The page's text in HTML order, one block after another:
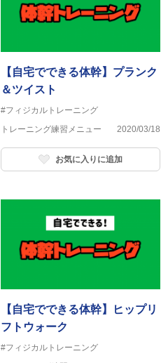
【自宅でできる体幹】プランク
＆ツイスト
#フィジカルトレーニング
トレーニング練習メニュー
2020/03/18
お気に入りに追加
【自宅でできる体幹】ヒップリ
フトウォーク
#フィジカルトレーニング